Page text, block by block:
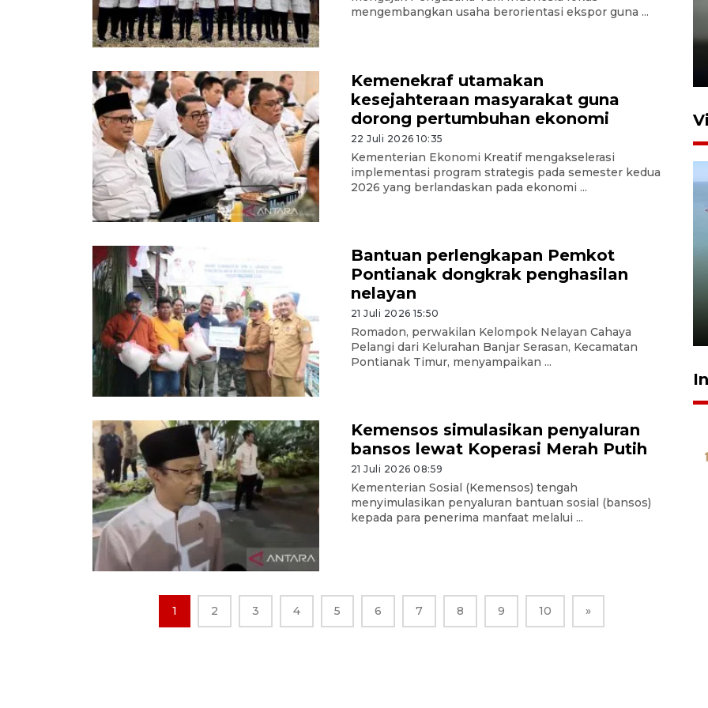
mengembangkan usaha berorientasi ekspor guna ...
Kemenekraf utamakan
kesejahteraan masyarakat guna
dorong pertumbuhan ekonomi
22 Juli 2026 10:35
Kementerian Ekonomi Kreatif mengakselerasi
implementasi program strategis pada semester kedua
2026 yang berlandaskan pada ekonomi ...
Bantuan perlengkapan Pemkot
Pontianak dongkrak penghasilan
nelayan
21 Juli 2026 15:50
Romadon, perwakilan Kelompok Nelayan Cahaya
Pelangi dari Kelurahan Banjar Serasan, Kecamatan
Pontianak Timur, menyampaikan ...
Kemensos simulasikan penyaluran
bansos lewat Koperasi Merah Putih
21 Juli 2026 08:59
Kementerian Sosial (Kemensos) tengah
menyimulasikan penyaluran bantuan sosial (bansos)
kepada para penerima manfaat melalui ...
1 2 3 4 5 6 7 8 9 10 »
Optimalkan aset negara,
Bulog luncurkan kawasan
22 Juli 2026 17:09